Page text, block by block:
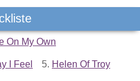
On My Own
I Feel 5. Helen Of Troy